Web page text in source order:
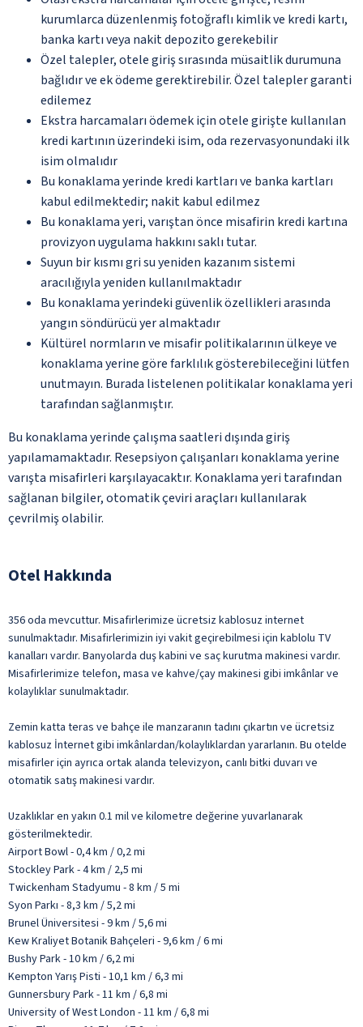
kurumlarca düzenlenmiş fotoğraflı kimlik ve kredi kartı,
banka kartı veya nakit depozito gerekebilir
Özel talepler, otele giriş sırasında müsaitlik durumuna
bağlıdır ve ek ödeme gerektirebilir. Özel talepler garanti
edilemez
Ekstra harcamaları ödemek için otele girişte kullanılan
kredi kartının üzerindeki isim, oda rezervasyonundaki ilk
isim olmalıdır
Bu konaklama yerinde kredi kartları ve banka kartları
kabul edilmektedir; nakit kabul edilmez
Bu konaklama yeri, varıştan önce misafirin kredi kartına
provizyon uygulama hakkını saklı tutar.
Suyun bir kısmı gri su yeniden kazanım sistemi
aracılığıyla yeniden kullanılmaktadır
Bu konaklama yerindeki güvenlik özellikleri arasında
yangın söndürücü yer almaktadır
Kültürel normların ve misafir politikalarının ülkeye ve
konaklama yerine göre farklılık gösterebileceğini lütfen
unutmayın. Burada listelenen politikalar konaklama yeri
tarafından sağlanmıştır.
Bu konaklama yerinde çalışma saatleri dışında giriş
yapılamamaktadır. Resepsiyon çalışanları konaklama yerine
varışta misafirleri karşılayacaktır. Konaklama yeri tarafından
sağlanan bilgiler, otomatik çeviri araçları kullanılarak
çevrilmiş olabilir.
Otel Hakkında
356 oda mevcuttur. Misafirlerimize ücretsiz kablosuz internet
sunulmaktadır. Misafirlerimizin iyi vakit geçirebilmesi için kablolu TV
kanalları vardır. Banyolarda duş kabini ve saç kurutma makinesi vardır.
Misafirlerimize telefon, masa ve kahve/çay makinesi gibi imkânlar ve
kolaylıklar sunulmaktadır.
Zemin katta teras ve bahçe ile manzaranın tadını çıkartın ve ücretsiz
kablosuz İnternet gibi imkânlardan/kolaylıklardan yararlanın. Bu otelde
misafirler için ayrıca ortak alanda televizyon, canlı bitki duvarı ve
otomatik satış makinesi vardır.
Uzaklıklar en yakın 0.1 mil ve kilometre değerine yuvarlanarak
gösterilmektedir.
Airport Bowl - 0,4 km / 0,2 mi
Stockley Park - 4 km / 2,5 mi
Twickenham Stadyumu - 8 km / 5 mi
Syon Parkı - 8,3 km / 5,2 mi
Brunel Üniversitesi - 9 km / 5,6 mi
Kew Kraliyet Botanik Bahçeleri - 9,6 km / 6 mi
Bushy Park - 10 km / 6,2 mi
Kempton Yarış Pisti - 10,1 km / 6,3 mi
Gunnersbury Park - 11 km / 6,8 mi
University of West London - 11 km / 6,8 mi